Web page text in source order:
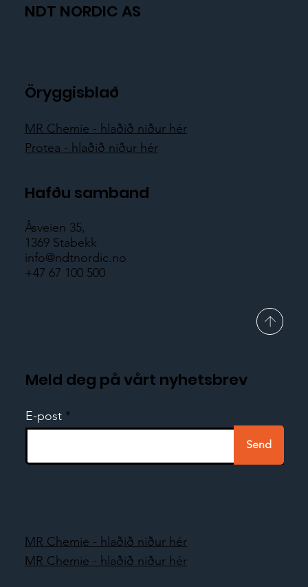
NDT NORDIC AS
Öryggisblað
MR Chemie - hlaðið niður hér
Protea - hlaðið niður hér
Hafðu samband
Åsveien 35,
1369 Stabekk
info@ndtnordic.no
+47 67 100 500
Meld deg på vårt nyhetsbrev
E-post
Send
MR Chemie - hlaðið niður hér
MR Chemie - hlaðið niður hér